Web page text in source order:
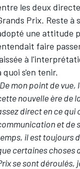
CHAMPIONNATS
les deux
Prix. Reste à
une attitude
faire
à
quoi s'en tenir.
mon point de
nouvelle ère de
direct en ce qui
et de
il est toujours
certaines choses
se sont déroulés,